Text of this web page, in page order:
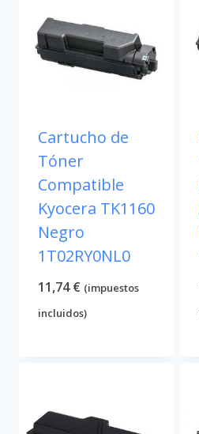
Cartucho de
Tóner
Compatible
Kyocera TK1160
Negro
1T02RY0NL0
11,74€ (impuestos
incluidos)